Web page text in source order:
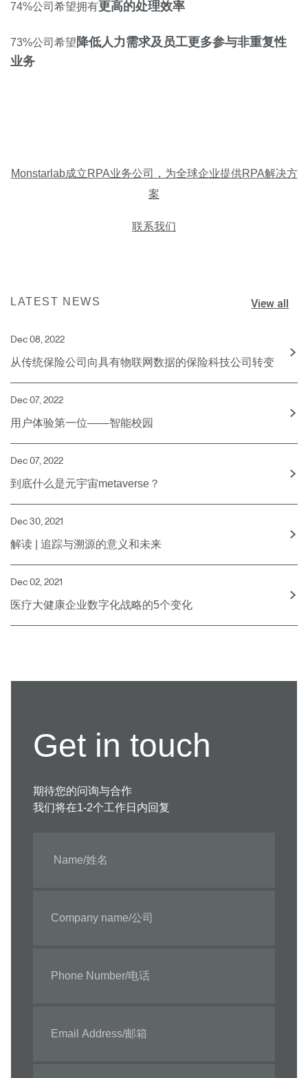
74%公司希望拥有更高的处理效率
73%公司希望 降低人力需求及员工更多参与非重复性
业务
Monstarlab成立RPA业务公司，为全球企业提供RPA解决方
案
联系我们
LATEST NEWS View all
Dec 08, 2022
从传统保险公司向具有物联网数据的保险科技公司转变
Dec 07, 2022
用户体验第一位——智能校园
Dec 07, 2022
到底什么是元宇宙metaverse？
Dec 30, 2021
解读 | 追踪与溯源的意义和未来
Dec 02, 2021
医疗大健康企业数字化战略的5个变化
Get in touch
期待您的问询与合作
我们将在1-2个工作日内回复